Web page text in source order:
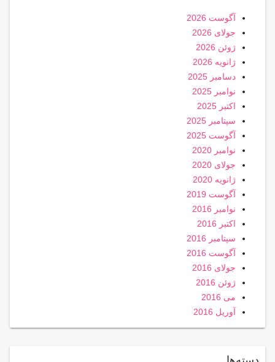
آگوست 2026
جولای 2026
ژوئن 2026
ژانویه 2026
دسامبر 2025
نوامبر 2025
اکتبر 2025
سپتامبر 2025
آگوست 2025
نوامبر 2020
جولای 2020
ژانویه 2020
آگوست 2019
نوامبر 2016
اکتبر 2016
سپتامبر 2016
آگوست 2016
جولای 2016
ژوئن 2016
می 2016
آوریل 2016